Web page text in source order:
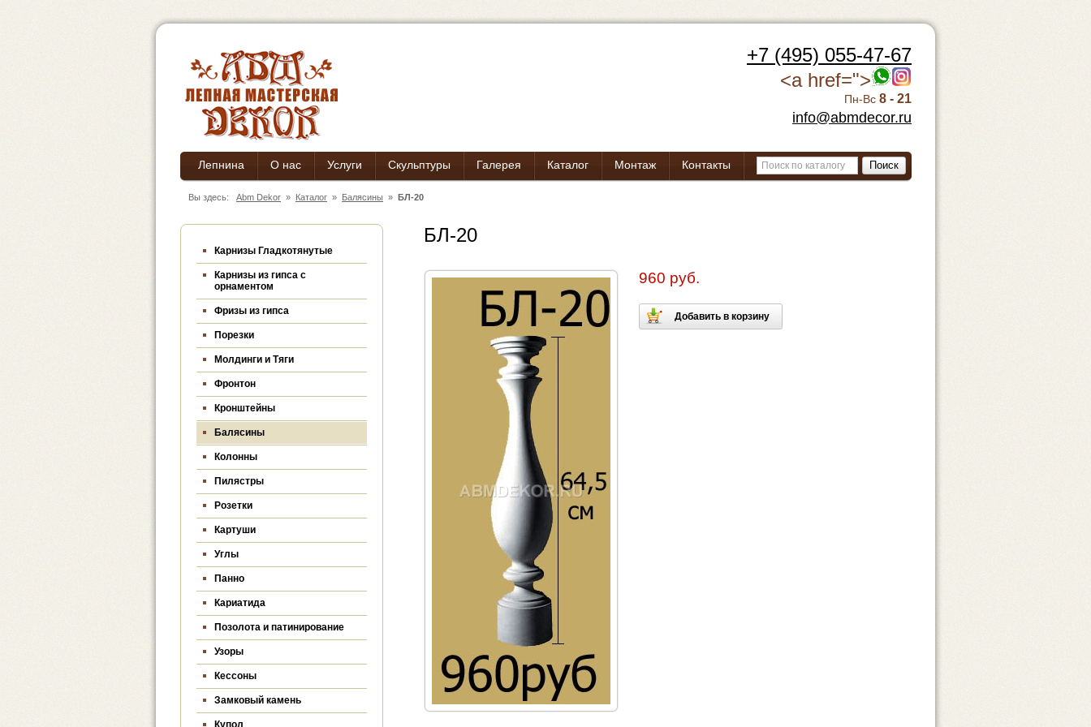
+7 (495) 055-47-67
<a href=">
Пн-Вс 8 - 21
info@abmdecor.ru
Лепнина О нас Услуги Скульптуры Галерея Каталог Монтаж Контакты Поиск
Вы здесь: Abm Dekor » Каталог » Балясины » БЛ-20
Карнизы Гладкотянутые
Карнизы из гипса c
орнаментом
Фризы из гипса
Порезки
Молдинги и Тяги
Фронтон
Кронштейны
Балясины
Колонны
Пилястры
Розетки
Картуши
Углы
Панно
Кариатида
Позолота и патинирование
Узоры
Кессоны
Замковый камень
Купол
БЛ-20
960 руб.
Добавить в корзину